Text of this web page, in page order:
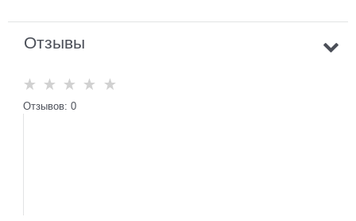
Отзывы
Отзывов: 0